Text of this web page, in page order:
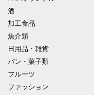
酒
加工食品
魚介類
日用品・雑貨
パン・菓子類
フルーツ
ファッション